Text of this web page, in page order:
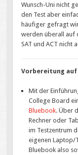
Wunsch-Uni nicht
den Test aber
häufiger gefragt
werden überall auf
SAT und ACT nicht
Vorbereitung auf
Mit der
College Board
Bluebook. Über
Rechner oder
im Testzentrum
eigenen Laptop/
Bluebook also